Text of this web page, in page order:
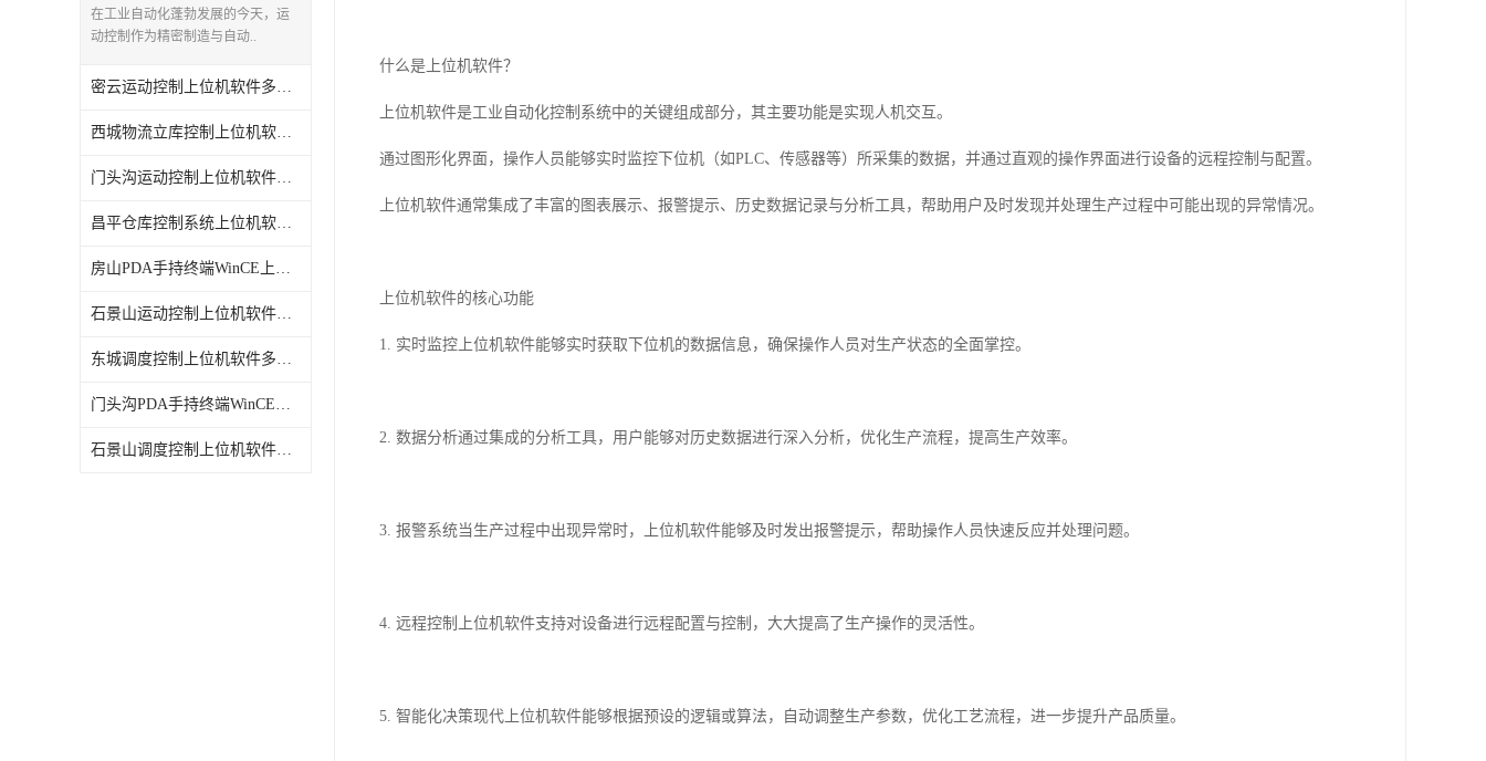
在工业自动化蓬勃发展的今天，运
动控制作为精密制造与自动..
密云运动控制上位机软件多少钱
西城物流立库控制上位机软件电话
门头沟运动控制上位机软件报价
昌平仓库控制系统上位机软件WCS价格
房山PDA手持终端WinCE上位机软件电话
石景山运动控制上位机软件定制
东城调度控制上位机软件多少钱
门头沟PDA手持终端WinCE上位机软件服务
石景山调度控制上位机软件电话
什么是上位机软件？
上位机软件是工业自动化控制系统中的关键组成部分，其主要功能是实现人机交互。
通过图形化界面，操作人员能够实时监控下位机（如PLC、传感器等）所采集的数据，并通过直观的操作界面进行设备的远程控制与配置。
上位机软件通常集成了丰富的图表展示、报警提示、历史数据记录与分析工具，帮助用户及时发现并处理生产过程中可能出现的异常情况。
上位机软件的核心功能
1. 实时监控上位机软件能够实时获取下位机的数据信息，确保操作人员对生产状态的全面掌控。
2. 数据分析通过集成的分析工具，用户能够对历史数据进行深入分析，优化生产流程，提高生产效率。
3. 报警系统当生产过程中出现异常时，上位机软件能够及时发出报警提示，帮助操作人员快速反应并处理问题。
4. 远程控制上位机软件支持对设备进行远程配置与控制，大大提高了生产操作的灵活性。
5. 智能化决策现代上位机软件能够根据预设的逻辑或算法，自动调整生产参数，优化工艺流程，进一步提升产品质量。